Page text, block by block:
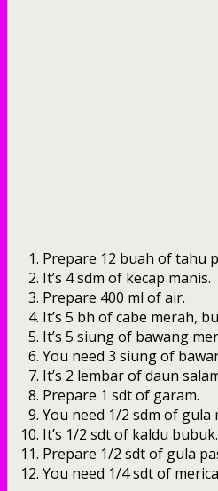
Prepare 12 buah of tahu
It’s 4 sdm of kecap manis.
Prepare 400 ml of air.
It’s 5 bh of cabe merah,
It’s 5 siung of bawang
You need 3 siung of
It’s 2 lembar of daun
Prepare 1 sdt of garam.
You need 1/2 sdm of gula
It’s 1/2 sdt of kaldu bubuk.
Prepare 1/2 sdt of gula
You need 1/4 sdt of